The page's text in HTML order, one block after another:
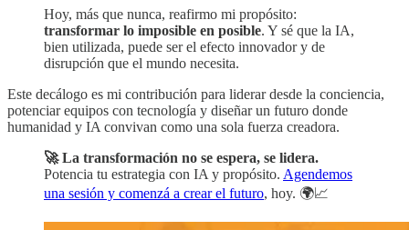
Hoy, más que nunca, reafirmo mi propósito:
transformar lo imposible en posible. Y sé que la IA,
bien utilizada, puede ser el efecto innovador y de
disrupción que el mundo necesita.
Este decálogo es mi contribución para liderar desde la conciencia,
potenciar equipos con tecnología y diseñar un futuro donde
humanidad y IA convivan como una sola fuerza creadora.
🚀 La transformación no se espera, se lidera.
Potencia tu estrategia con IA y propósito. Agendemos
una sesión y comenzá a crear el futuro, hoy. 🌍📈